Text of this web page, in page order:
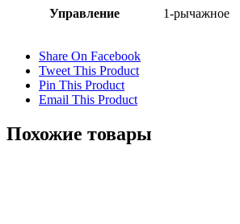
Управление 1-рычажное
Share On Facebook
Tweet This Product
Pin This Product
Email This Product
Похожие товары